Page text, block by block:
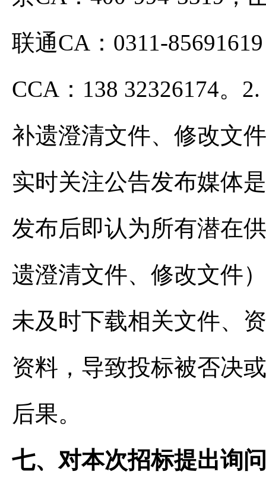
联通CA：0311-
CCA：138 32326174。
补遗澄清文件、修改文
实时关注公告发布媒体
发布后即认为所有潜在
遗澄清文件、修改文件
未及时下载相关文件、
资料，导致投标被否决
后果。
七、对本次招标提出询